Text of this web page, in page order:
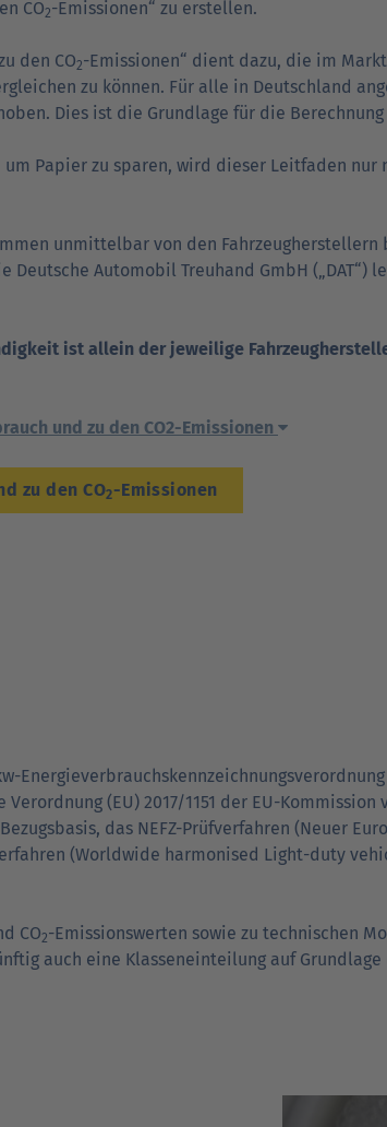
CO2-Emissionen“ zu erstellen.
den CO2-Emissionen“ dient dazu, die im
zu können. Für alle in Deutschland
Dies ist die Grundlage für die
Papier zu sparen, wird dieser Leit­faden
unmittel­bar von den
Deutsche Automobil Treuhand GmbH
ist allein der jeweilige
und zu den CO2-Emissionen
zu den CO2-Emissionen
Energie­ver­brauchs­kenn­zeich­nungs­ver­ord­nung
(EU) 2017/1151 der EU-Kommission
das NEFZ-Prüf­ver­fahren (Neuer
(World­wide harmonised Light-duty
CO2-Emissions­werten sowie zu tech­nischen
auch eine Klasseneinteilung auf Grundlage